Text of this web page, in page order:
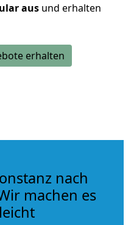
aus und erhalten
erhalten
nach
machen es